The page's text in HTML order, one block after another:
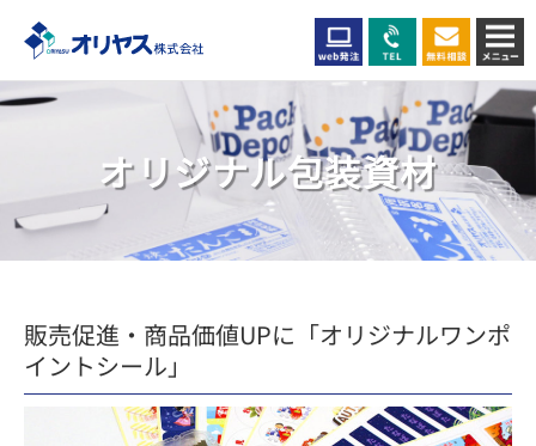
オリジナル包装資材
販売促進・商品価値UPに「オリジナルワンポ
イントシール」